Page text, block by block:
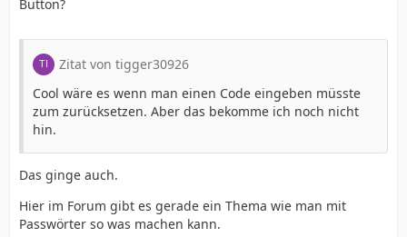
Button?
Zitat von tigger30926
Cool wäre es wenn man einen Code eingeben müsste
zum zurücksetzen. Aber das bekomme ich noch nicht
hin.
Das ginge auch.
Hier im Forum gibt es gerade ein Thema wie man mit
Passwörter so was machen kann.